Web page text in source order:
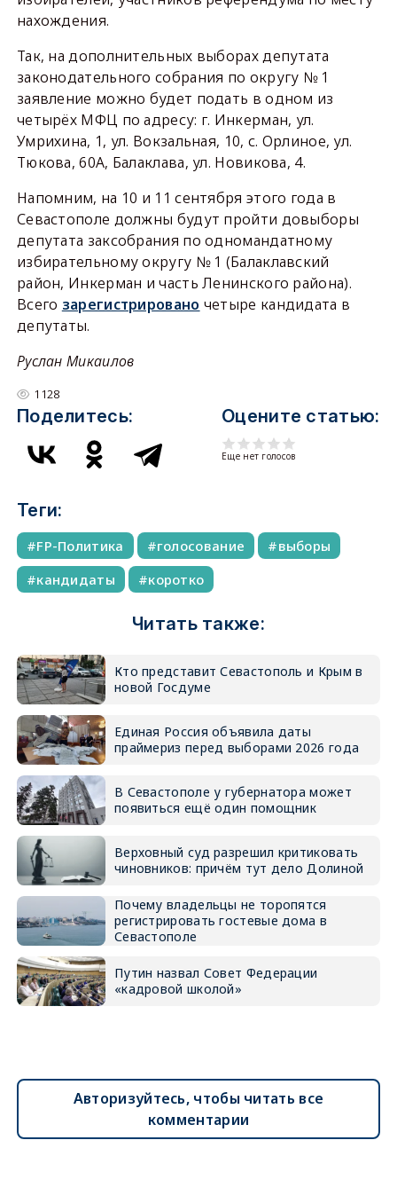
нахождения.
Так, на дополнительных выборах депутата
законодательного собрания по округу № 1
заявление можно будет подать в одном из
четырёх МФЦ по адресу: г. Инкерман, ул.
Умрихина, 1, ул. Вокзальная, 10, с. Орлиное, ул.
Тюкова, 60А, Балаклава, ул. Новикова, 4.
Напомним, на 10 и 11 сентября этого года в
Севастополе должны будут пройти довыборы
депутата заксобрания по одномандатному
избирательному округу № 1 (Балаклавский
район, Инкерман и часть Ленинского района).
Всего зарегистрировано четыре кандидата в
депутаты.
Руслан Микаилов
1128
Поделитесь: Оцените статью:
Еще нет голосов
Теги:
FP-Политика голосование
выборы
кандидаты
коротко
Читать также:
Кто представит Севастополь и Крым в
новой Госдуме
Единая Россия объявила даты
праймериз перед выборами 2026 года
В Севастополе у губернатора может
появиться ещё один помощник
Верховный суд разрешил критиковать
чиновников: причём тут дело Долиной
Почему владельцы не торопятся
регистрировать гостевые дома в
Севастополе
Путин назвал Совет Федерации
«кадровой школой»
Авторизуйтесь, чтобы читать все
комментарии